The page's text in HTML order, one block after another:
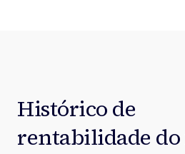
Histórico de
rentabilidade